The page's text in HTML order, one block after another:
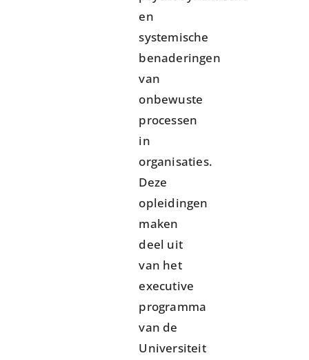
en
systemische
benaderingen
van
onbewuste
processen
in
organisaties.
Deze
opleidingen
maken
deel uit
van het
executive
programma
van de
Universiteit